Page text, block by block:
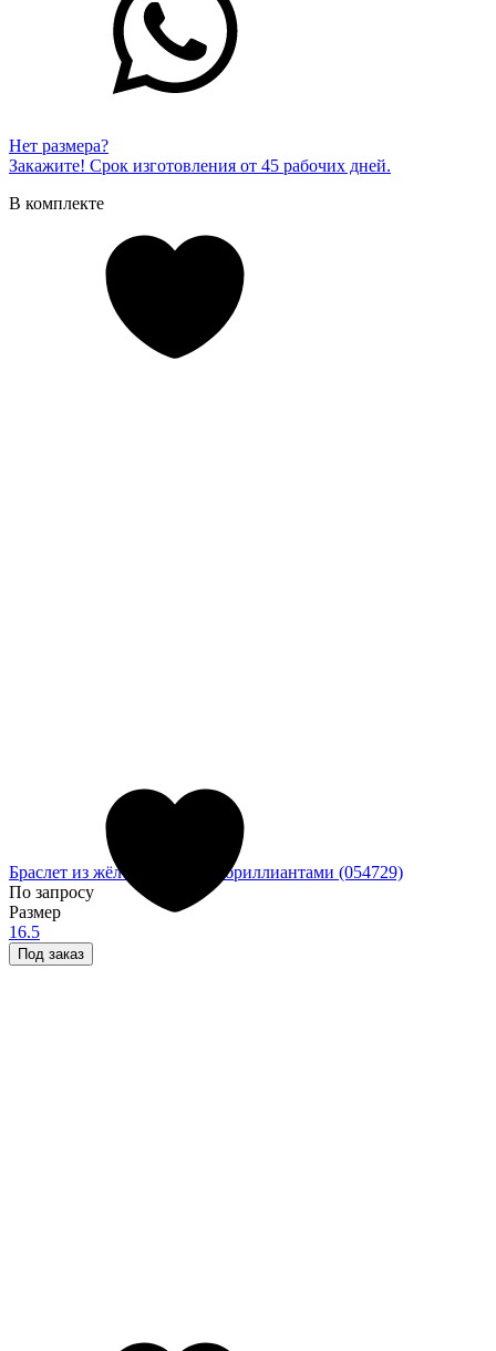
Нет размера?
Закажите! Срок изготовления от 45 рабочих дней.
В комплекте
Браслет из жёлтого золота с бриллиантами (054729)
По запросу
Размер
16.5
Под заказ